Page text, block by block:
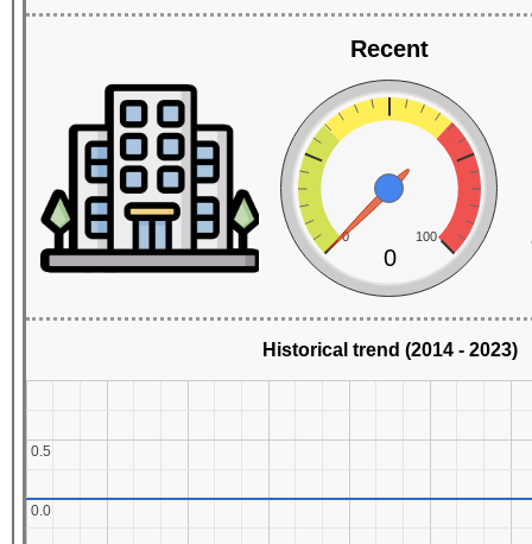
Recent
0 100
0
Historical trend (2014 - 2023)
0.0
0.0
0.5
0.5